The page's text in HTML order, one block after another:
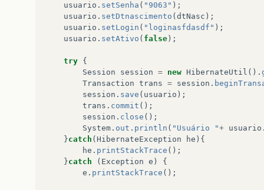
private void removerItem(Usuario usuarioDelete
if
( usuarioList . remove (usuarioDelete
codigo--;
void remove Usuario usuario {
Transaction tx = session
session.delete (usuario
commit();
usuario . setSenha ( "9063" );
usuario . setDtnascimento ( dtNasc );
usuario . setLogin ( "loginasfdasdf" );
usuario . setAtivo ( false );
try {
Session
session = new HibernateUtil ().
Transaction trans = session .
session . save ( usuario );
trans . commit ();
session . close ();
System . out . println ( "Usuário "+ usuario
}catch ( HibernateException he ){
he . printStackTrace ();
}catch ( Exception e )
{
e . printStackTrace ();